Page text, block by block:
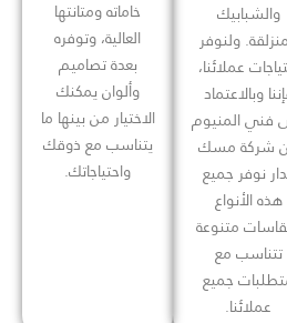
والشبابيك
ولنوفر
عملائنا،
وبالاعتماد
فني المنيوم
شركة مسك
نوفر جميع
هذه الأنواع
متنوعة
تتناسب مع
جميع
عملائنا.
خاماته ومتانتها
العالية، وتوفره
بعدة تصاميم
وألوان يمكنك
الاختيار من بينها ما
يتناسب مع ذوقك
واحتياجاتك.